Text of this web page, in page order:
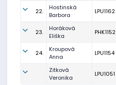
22.
Hostinská
Barbora
LPU1162
23.
Horáková
Eliška
PHK1152
24.
Kroupová
Anna
LPU1154
Zitková
Veronika
LPU1051